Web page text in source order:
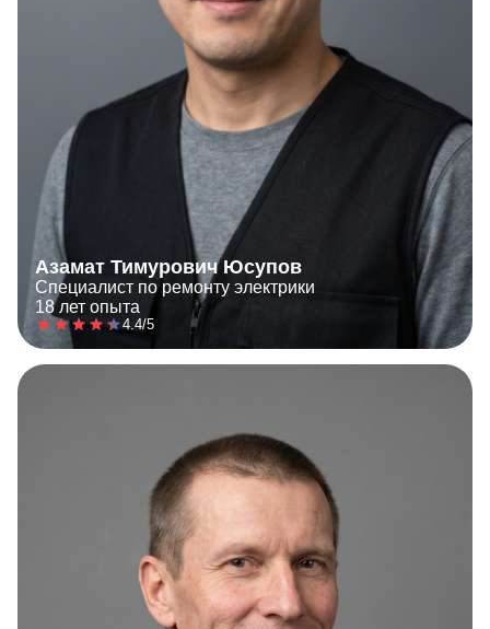
Азамат Тимурович Юсупов
Специалист по ремонту электрики
18 лет опыта
4.4/5